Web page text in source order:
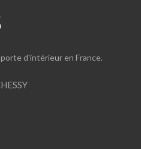
d'intérieur en France.